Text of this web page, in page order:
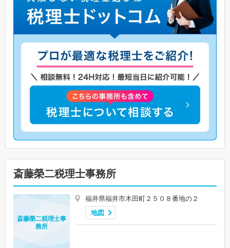
斎藤榮二税理士事務所
福井県福井市木田町２５０８番地の２
地図
斎藤榮二税理士事
務所